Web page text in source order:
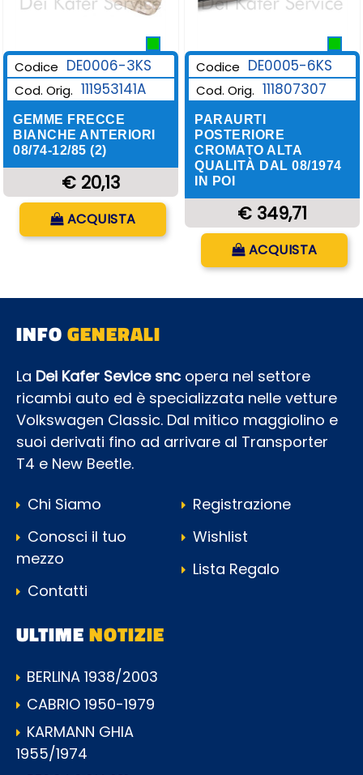
Codice DE0006-3KS
Cod. Orig. 111953141A
GEMME FRECCE
BIANCHE ANTERIORI
08/74-12/85 (2)
€ 20,13
ACQUISTA
Codice DE0005-6KS
Cod. Orig. 111807307
PARAURTI
POSTERIORE
CROMATO ALTA
QUALITÀ DAL 08/1974
IN POI
€ 349,71
ACQUISTA
INFOGENERALI
La Dei Kafer Sevice snc opera nel settore
ricambi auto ed è specializzata nelle vetture
Volkswagen Classic. Dal mitico maggiolino e
suoi derivati fino ad arrivare al Transporter
T4 e New Beetle.
Chi Siamo
Conosci il tuo
mezzo
Contatti
Registrazione
Wishlist
Lista Regalo
ULTIMENOTIZIE
BERLINA 1938/2003
CABRIO 1950-1979
KARMANN GHIA
1955/1974